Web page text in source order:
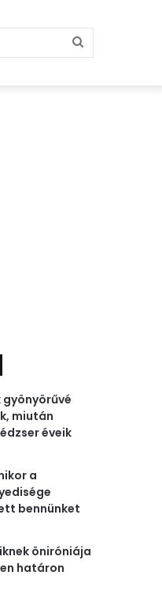
gyönyörűvé
miután
éveik
a
bennünket
öniróniája
határon